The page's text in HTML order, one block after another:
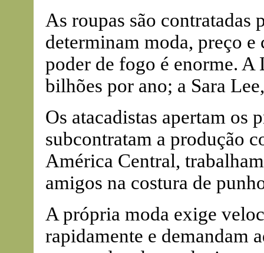
As roupas são contratadas
determinam moda, preço e
poder de fogo é enorme.
bilhões por ano; a Sara
Os atacadistas apertam os
subcontratam a produção
América Central,
amigos na costura de
A própria moda exige
rapidamente e demandam